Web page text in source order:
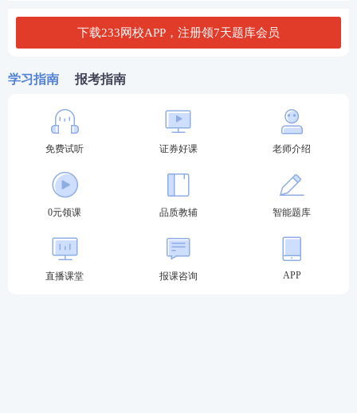
Ⅱ、审定制
Ⅲ、核准制
Ⅳ、注册制
A. Ⅰ、Ⅱ、Ⅳ
B. Ⅰ、Ⅲ、Ⅳ
C. Ⅱ、Ⅲ、Ⅳ
查看答案
下载233网校APP，注册领7天题库会员
学习指南 报考指南
免费试听 证券好课 老师介绍
0元领课 品质教辅 智能题库
直播课堂 报课咨询 APP